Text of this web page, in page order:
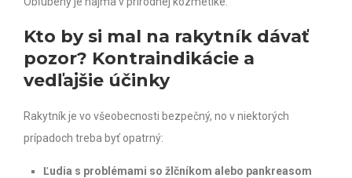
Kto by si mal na rakytník dávať
pozor? Kontraindikácie a
vedľajšie účinky
Rakytník je vo všeobecnosti bezpečný, no v niektorých
prípadoch treba byť opatrný:
Ľudia s problémami so žlčníkom alebo pankreasom